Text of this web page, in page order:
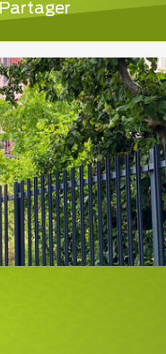
Partager